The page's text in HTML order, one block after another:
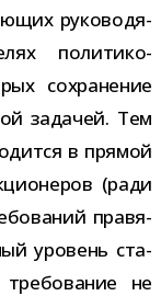
руко­во­дя­
политико-​
сохра­не­ние
зада­чей. Тем
в пря­мой
(ради
пра­вя­
уро­вень ста­
не